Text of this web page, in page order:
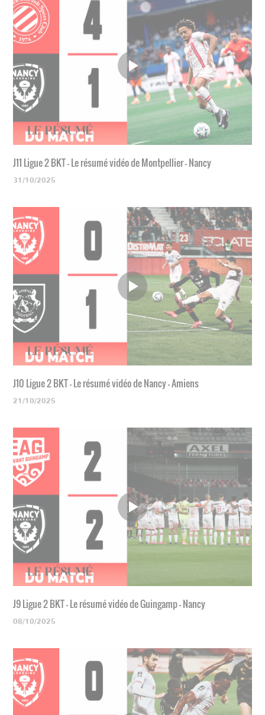
J11 Ligue 2 BKT - Le résumé vidéo de Montpellier - Nancy
31/10/2025
J10 Ligue 2 BKT - Le résumé vidéo de Nancy - Amiens
21/10/2025
J9 Ligue 2 BKT - Le résumé vidéo de Guingamp - Nancy
08/10/2025